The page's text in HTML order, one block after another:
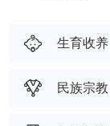
生育收养
民族宗教